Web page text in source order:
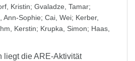
Kristin; Gvaladze, Tamar;
Ann-Sophie; Cai, Wei; Kerber,
Kerstin; Krupka, Simon; Haas,
liegt die ARE-Aktivität